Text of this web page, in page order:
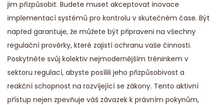
jim přizpůsobit. Budete muset akceptovat inovace
implementací systémů pro kontrolu v skutečném čase. Být
napřed garantuje, že můžete být připraveni na všechny
regulační prověrky, které zajistí ochranu vaše činnosti.
Poskytněte svůj kolektiv nejmodernějším tréninkem v
sektoru regulací, abyste posílili jeho přizpůsobivost a
reakční schopnost na rozvíjející se zákony. Tento aktivní
přístup nejen zpevňuje váš závazek k právním pokynům,